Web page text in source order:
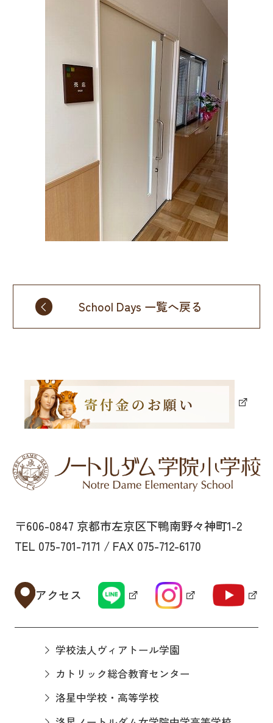
School Days 一覧へ戻る
〒606-0847 京都市左京区下鴨南野々神町1-2
TEL 075-701-7171 / FAX 075-712-6170
アクセス
学校法人ヴィアトール学園
カトリック総合教育センター
洛星中学校・高等学校